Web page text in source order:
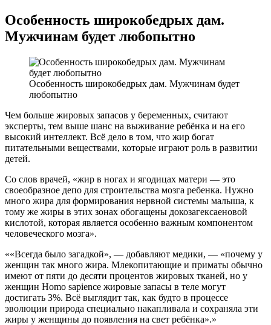
Особенность широкобедрых дам.
Мужчинам будет любопытно
Особенность широкобедрых дам. Мужчинам будет
любопытно
Чем больше жировых запасов у беременных, считают
эксперты, тем выше шанс на выживание ребёнка и на его
высокий интеллект. Всё дело в том, что жир богат
питательными веществами, которые играют роль в развитии
детей.
Со слов врачей, «жир в ногах и ягодицах матери — это
своеобразное депо для строительства мозга ребенка. Нужно
много жира для формирования нервной системы малыша, к
тому же жиры в этих зонах обогащены докозагексаеновой
кислотой, которая является особенно важным компонентом
человеческого мозга».
«Всегда было загадкой , — добавляют медики, —
почему у
женщин так много жира. Млекопитающие и приматы обычно
имеют от пяти до десяти процентов жировых тканей, но у
женщин Homo sapience жировые запасы в теле могут
достигать 3%. Всё выглядит так, как будто в процессе
эволюции природа специально накапливала и сохраняла эти
жиры у женщины до появления на свет ребёнка».